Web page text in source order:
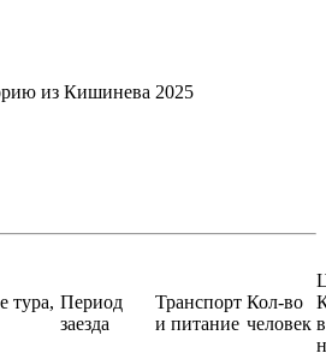
тура, Период
заезда
Транспорт
и питание
Кол-во
человек